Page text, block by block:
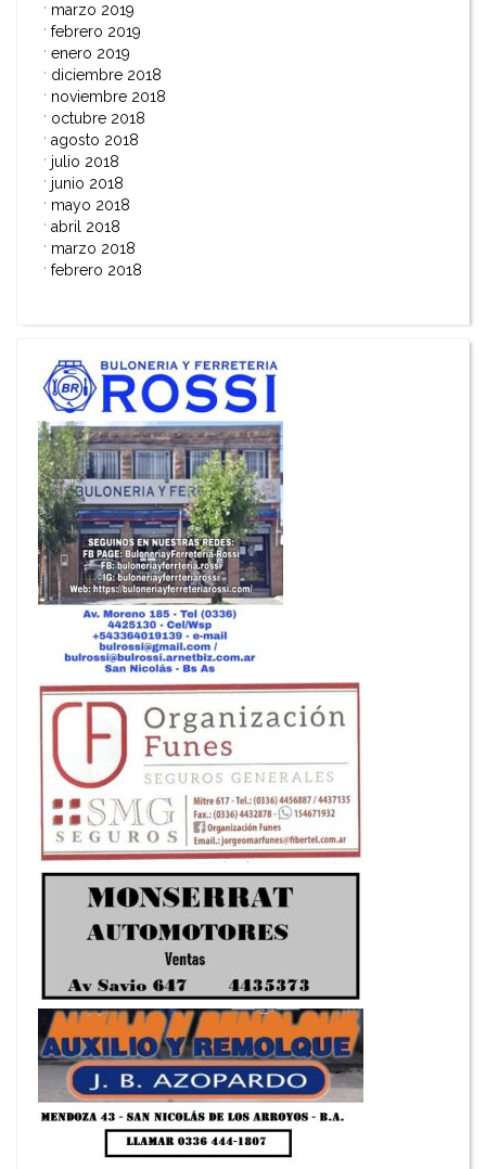
marzo 2019
febrero 2019
enero 2019
diciembre 2018
noviembre 2018
octubre 2018
agosto 2018
julio 2018
junio 2018
mayo 2018
abril 2018
marzo 2018
febrero 2018